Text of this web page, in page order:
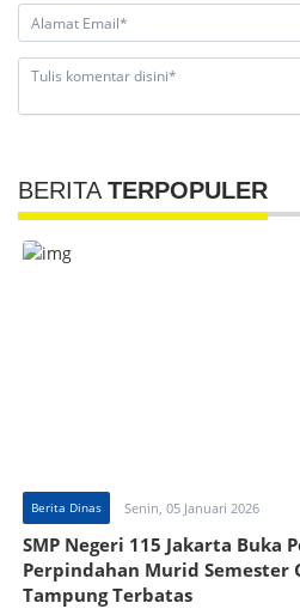
BERITA TERPOPULER
Berita Dinas Senin, 05 Januari 2026
SMP Negeri 115 Jakarta Buka
Perpindahan Murid Semester
Tampung Terbatas